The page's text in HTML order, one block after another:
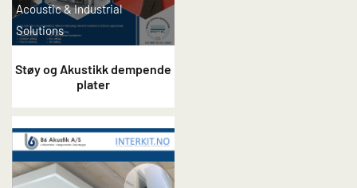
Acoustic & Industrial
Solutions
Støy og Akustikk dempende
plater